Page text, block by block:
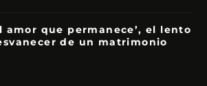
amor que permanece’, el lento
de un matrimonio